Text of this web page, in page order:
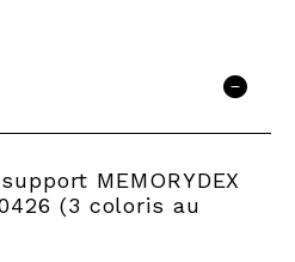
MEMORYDEX
(3 coloris au